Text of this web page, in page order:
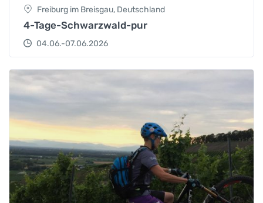
Freiburg im Breisgau, Deutschland
4-Tage-Schwarzwald-pur
04.06.-07.06.2026